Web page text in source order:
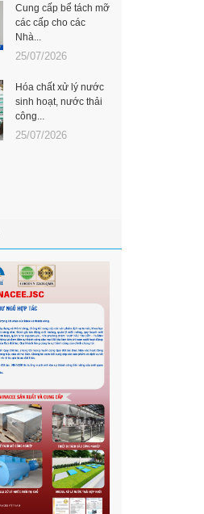
Cung cấp bể tách mỡ
các cấp cho các
Nhà...
25/07/2026
Hóa chất xử lý nước
sinh hoạt, nước thải
công...
25/07/2026